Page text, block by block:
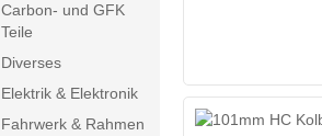
Carbon- und GFK
Teile
Diverses
Elektrik & Elektronik
Fahrwerk & Rahmen